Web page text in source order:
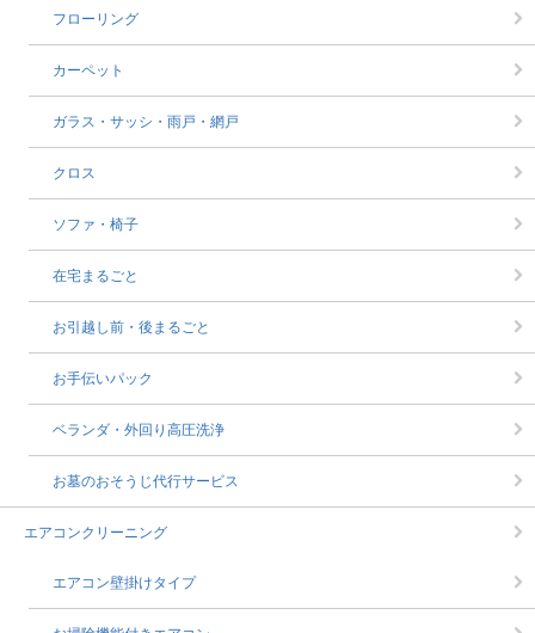
フローリング
カーペット
ガラス・サッシ・雨戸・網戸
クロス
ソファ・椅子
在宅まるごと
お引越し前・後まるごと
お手伝いパック
ベランダ・外回り高圧洗浄
お墓のおそうじ代行サービス
エアコンクリーニング
エアコン壁掛けタイプ